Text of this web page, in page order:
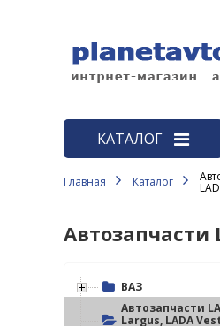
КАТАЛОГ
ВАЗ
Vesta, LADA X-RAY
Автоаксессуары и
принадлежности
Главная Каталог
Автозапчасти
ВАЗ
Автозапчасти
Largus, LADA